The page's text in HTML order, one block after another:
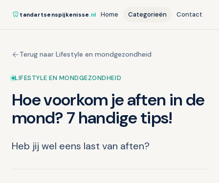
tandartsenspijkenisse.nl Home Categorieën Contact
Terug naar Lifestyle en mondgezondheid
LIFESTYLE EN MONDGEZONDHEID
Hoe voorkom je aften in de
mond? 7 handige tips!
Heb jij wel eens last van aften?